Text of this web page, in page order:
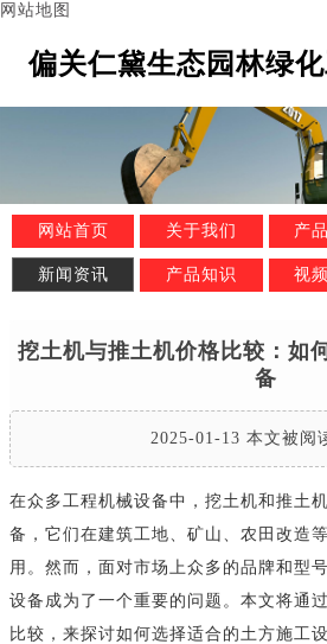
网站地图
偏关仁黛生态园林绿
网站首页 关于我们 产
新闻资讯 产品知识 视
挖土机与推土机价格比较：如
备
2025-01-13 本文被阅
在众多工程机械设备中，挖土机和推土
备，它们在建筑工地、矿山、农田改造
用。然而，面对市场上众多的品牌和型
设备成为了一个重要的问题。本文将通
比较，来探讨如何选择适合的土方施工设